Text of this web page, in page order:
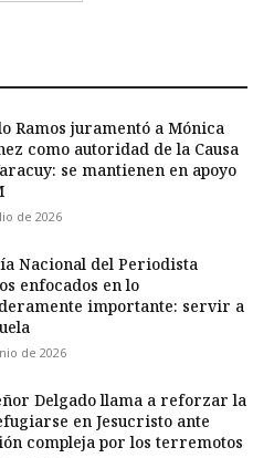
Ramos juramentó a Mónica
como autoridad de la Causa
se mantienen en apoyo
de 2026
Nacional del Periodista
enfocados en lo
importante: servir a
de 2026
Delgado llama a reforzar la
en Jesucristo ante
compleja por los terremotos